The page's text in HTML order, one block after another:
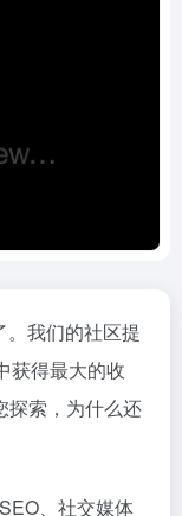
。我们的社区提
获得最大的收
探索，为什么还
、社交媒体